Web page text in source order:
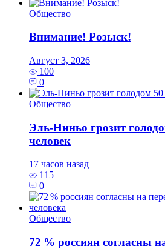
Общество
Внимание! Розыск!
Август 3, 2026
100
0
Общество
Эль‑Ниньо грозит
человек
17 часов назад
115
0
Общество
72 % россиян согласны